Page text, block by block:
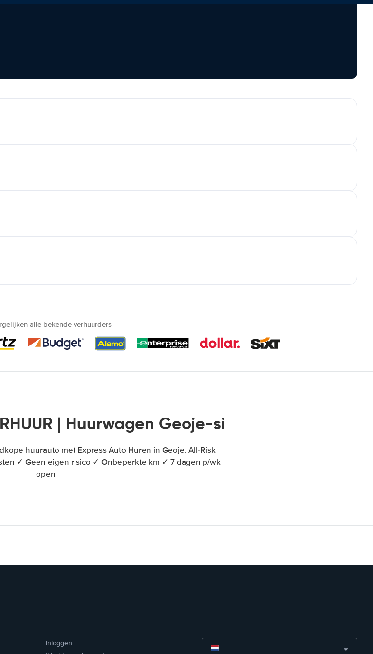
alle bekende verhuurders
| Huurwagen Geoje-si
huurauto met Express Auto Huren in Geoje. All-Risk
✓ Geen eigen risico ✓ Onbeperkte km ✓ 7 dagen p/wk
open
Inloggen